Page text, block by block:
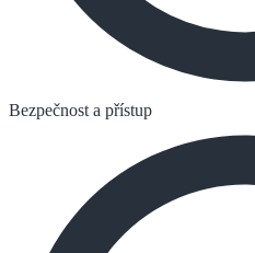
Bezpečnost a přístup